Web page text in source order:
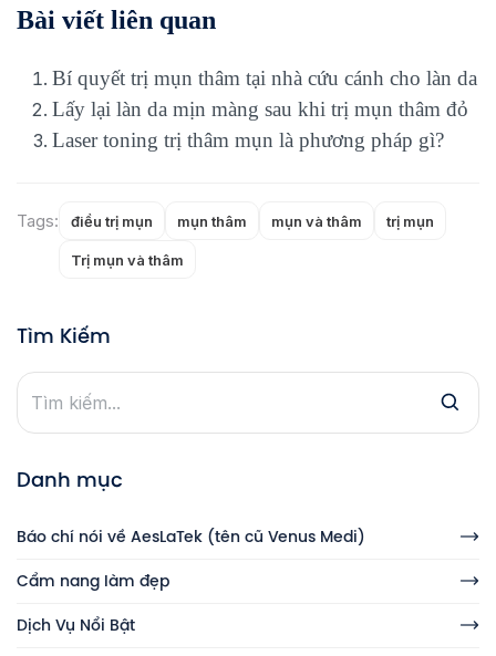
Bài viết liên quan
Bí quyết trị mụn thâm tại nhà cứu cánh cho làn da
Lấy lại làn da mịn màng sau khi trị mụn thâm đỏ
Laser toning trị thâm mụn là phương pháp gì?
Tags: điều trị mụn mụn thâm mụn và thâm trị mụn
Trị mụn và thâm
Tìm Kiếm
Danh mục
Báo chí nói về AesLaTek (tên cũ Venus Medi)
Cẩm nang làm đẹp
Dịch Vụ Nổi Bật